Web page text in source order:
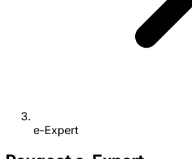
e-Expert